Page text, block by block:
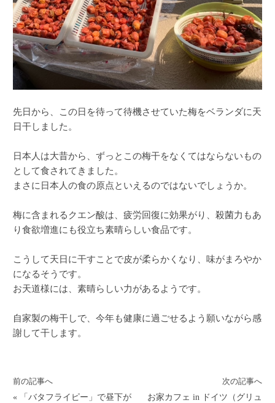
先日から、この日を待って待機させていた梅をベランダに天
日干しました。
日本人は大昔から、ずっとこの梅干をなくてはならないもの
として食されてきました。
まさに日本人の食の原点といえるのではないでしょうか。
梅に含まれるクエン酸は、疲労回復に効果がり、殺菌力もあ
り食欲増進にも役立ち素晴らしい食品です。
こうして天日に干すことで皮が柔らかくなり、味がまろやか
になるそうです。
お天道様には、素晴らしい力があるようです。
自家製の梅干しで、今年も健康に過ごせるよう願いながら感
謝して干します。
前の記事へ
«
「バタフライピー」で昼下が
次の記事へ
お家カフェ in ドイツ（グリュ